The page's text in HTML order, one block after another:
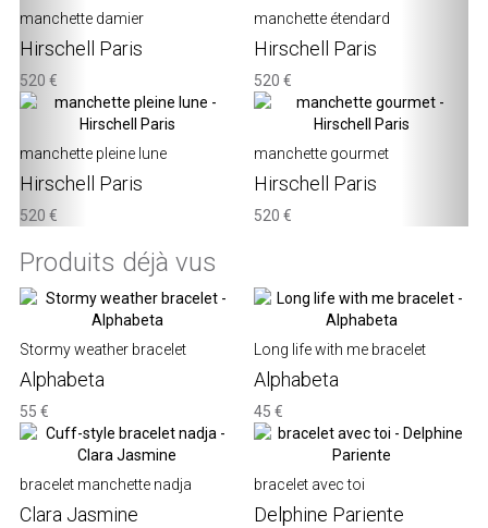
manchette damier
Hirschell Paris
520 €
manchette étendard
Hirschell Paris
520 €
manchette pleine lune
Hirschell Paris
520 €
manchette gourmet
Hirschell Paris
520 €
Produits déjà vus
Stormy weather bracelet
Alphabeta
55 €
Long life with me bracelet
Alphabeta
45 €
bracelet manchette nadja
Clara Jasmine
bracelet avec toi
Delphine Pariente